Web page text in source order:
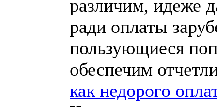
различим, идеже
ради оплаты
пользующиеся
обеспечим
как недорого